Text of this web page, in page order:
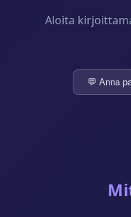
Aloita
💬 Anna